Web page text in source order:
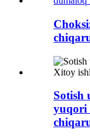
Sotish
yuqori